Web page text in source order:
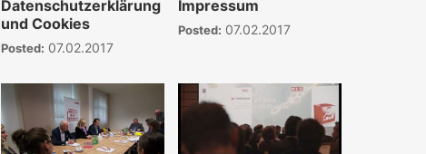
Datenschutzerklärung
und Cookies
Posted: 07.02.2017
Impressum
Posted: 07.02.2017